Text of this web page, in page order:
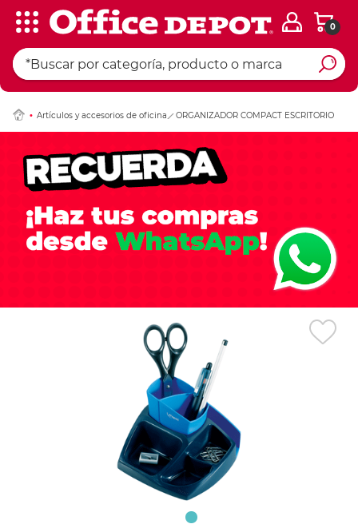
0
Artículos y accesorios de oficina ORGANIZADOR COMPACT ESCRITORIO
Ingresar Codigo